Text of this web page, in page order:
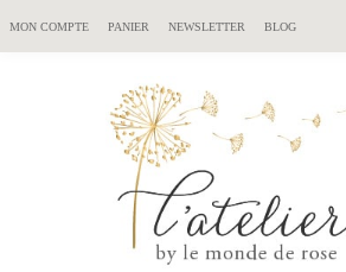
MON COMPTE PANIER NEWSLETTER BLOG